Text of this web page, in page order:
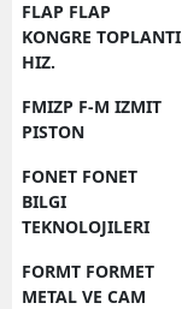
FLAP FLAP
KONGRE TOPLANTI
HIZ.
FMIZP F-M IZMIT
PISTON
FONET FONET
BILGI
TEKNOLOJILERI
FORMT FORMET
METAL VE CAM